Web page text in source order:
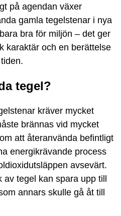
på agendan växer
gamla tegelstenar i nya
bra för miljön – det ger
karaktär och en berättelse
tegel?
kräver mycket
brännas vid mycket
att återanvända befintligt
energikrävande process
avsevärt.
tegel kan spara upp till
annars skulle gå åt till